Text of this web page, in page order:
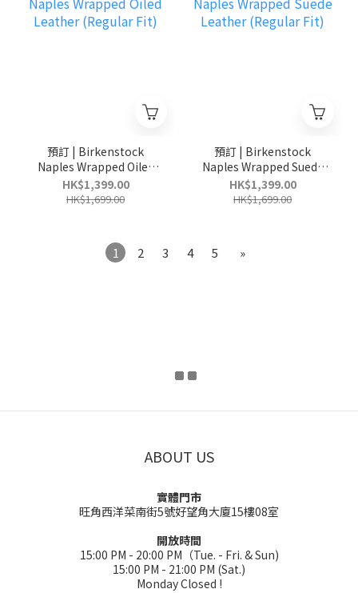
預訂 | Birkenstock
Naples Wrapped Oiled
Leather (Regular Fit)
HK$1,399.00
HK$1,699.00
預訂 | Birkenstock
Naples Wrapped Suede
Leather (Regular Fit)
HK$1,399.00
HK$1,699.00
1 2 3 4 5 »
ABOUT US
實體門市
旺角西洋菜南街5號好望角大廈15樓08室
開放時間
15:00 PM - 20:00 PM（Tue. - Fri. & Sun)
15:00 PM - 21:00 PM (Sat.)
Monday Closed !